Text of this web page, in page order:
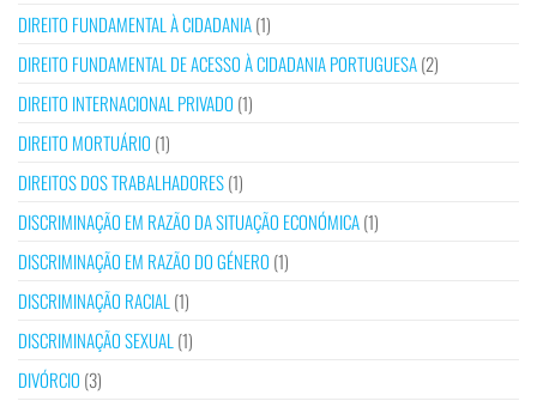
DIREITO FUNDAMENTAL À CIDADANIA(1)
DIREITO FUNDAMENTAL DE ACESSO À CIDADANIA PORTUGUESA(2)
DIREITO INTERNACIONAL PRIVADO (1)
DIREITO MORTUÁRIO (1)
DIREITOS DOS TRABALHADORES(1)
DISCRIMINAÇÃO EM RAZÃO DA SITUAÇÃO ECONÓMICA(1)
DISCRIMINAÇÃO EM RAZÃO DO GÉNERO (1)
DISCRIMINAÇÃO RACIAL (1)
DISCRIMINAÇÃO SEXUAL (1)
DIVÓRCIO (3)